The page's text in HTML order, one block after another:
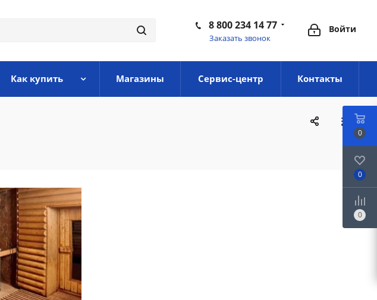
Войти
8 800 234 14 77
Заказать звонок
Как купить Магазины Сервис-центр Контакты
0
0
0